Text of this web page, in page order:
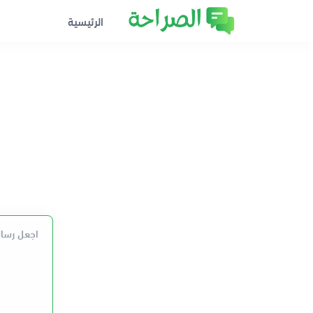
الرئيسية